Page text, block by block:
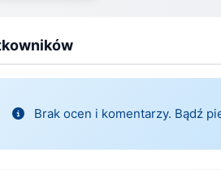
Brak ocen i komentarzy. Bądź